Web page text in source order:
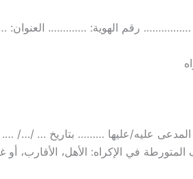
……………. رقم الهوية: ………….
عليه/عليها ……… بتاريخ … /…/ ….
في الإكراه: الأهل، الأقارب،